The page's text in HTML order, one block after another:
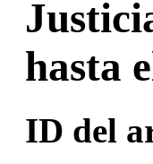
hasta
ID del